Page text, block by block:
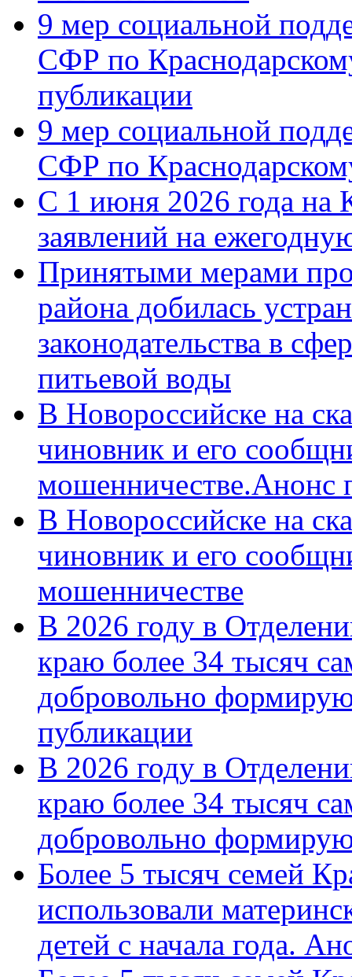
9 мер социальной
СФР по
публикации
9 мер социальной
СФР по
С 1 июня 2026 года на
заявлений на
Принятыми мерами
района добилась
законодательства в
питьевой воды
В Новороссийске на
чиновник и его
мошенничестве.Анонс
В Новороссийске на
чиновник и его
мошенничестве
В 2026 году в
краю более 34 тысяч
добровольно
публикации
В 2026 году в
краю более 34 тысяч
добровольно
Более 5 тысяч семей
использовали
детей с начала года.